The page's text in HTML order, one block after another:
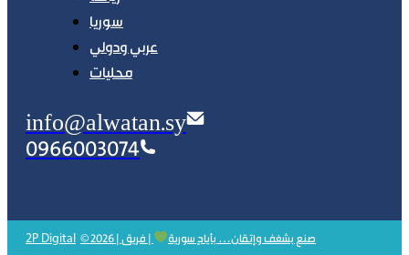
سوريا
عربي ودولي
محليات
info@alwatan.sy
0966003074
2P Digital © 2026 | صنع بشغف وإتقان… بأيادٍ سورية | فريق